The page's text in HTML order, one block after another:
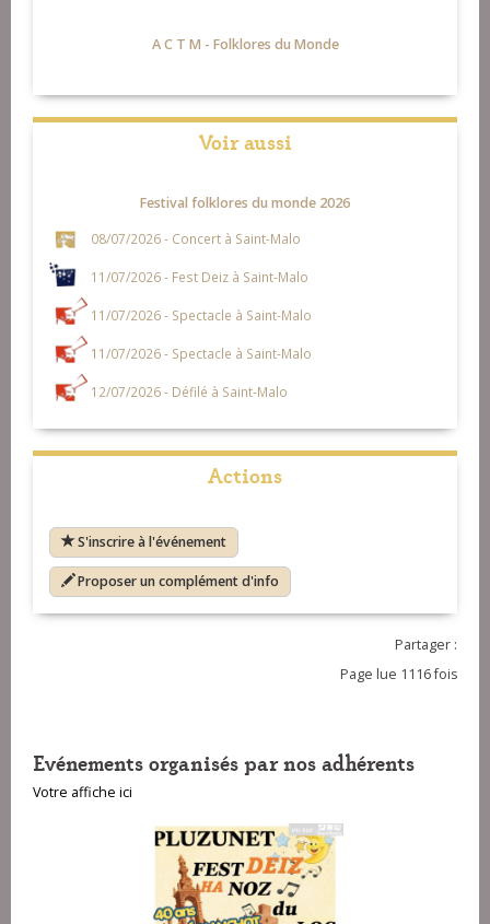
A C T M - Folklores du Monde
Voir aussi
Festival folklores du monde 2026
08/07/2026 - Concert à Saint-Malo
11/07/2026 - Fest Deiz à Saint-Malo
11/07/2026 - Spectacle à Saint-Malo
11/07/2026 - Spectacle à Saint-Malo
12/07/2026 - Défilé à Saint-Malo
Actions
S'inscrire à l'événement
Proposer un complément d'info
Partager :
Page lue 1116 fois
Evénements organisés par nos adhérents
Votre affiche ici